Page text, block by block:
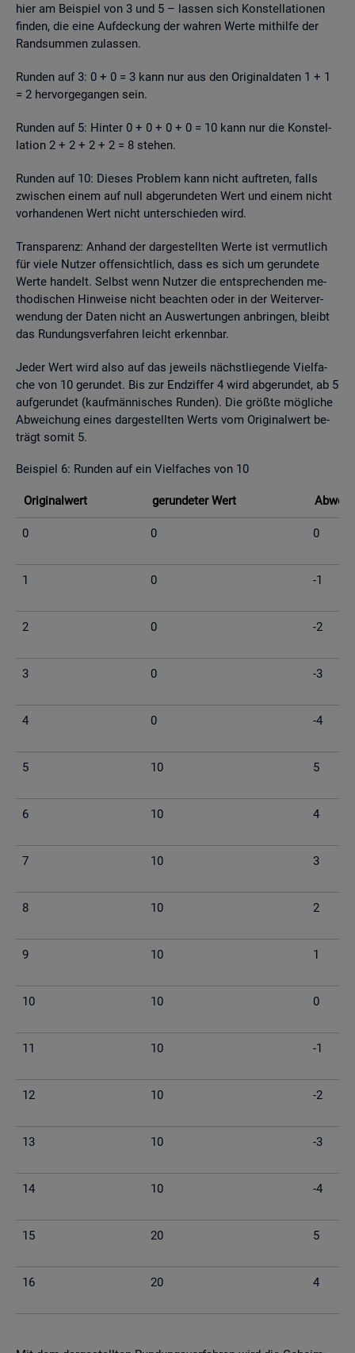
hier am Bei­spiel von 3 und 5 – las­sen sich Kon­stel­la­tio­nen
fin­den, die eine Auf­de­ckung der wah­ren Werte mit­hil­fe der
Rand­sum­men zu­las­sen.
Run­den auf 3: 0 + 0 = 3 kann nur aus den Ori­gi­nal­da­ten 1 + 1
= 2 her­vor­ge­gan­gen sein.
Run­den auf 5: Hin­ter 0 + 0 + 0 + 0 = 10 kann nur die Kon­stel­
la­ti­on 2 + 2 + 2 + 2 = 8 ste­hen.
Run­den auf 10: Die­ses Pro­blem kann nicht auf­tre­ten, falls
zwi­schen einem auf null ab­ge­run­de­ten Wert und einem nicht
vor­han­de­nen Wert nicht un­ter­schie­den wird.
Trans­pa­renz: An­hand der dar­ge­stell­ten Werte ist ver­mut­lich
für viele Nut­zer of­fen­sicht­lich, dass es sich um ge­run­de­te
Werte han­delt. Selbst wenn Nut­zer die ent­spre­chen­den me­
tho­di­schen Hin­wei­se nicht be­ach­ten oder in der Wei­ter­ver­
wen­dung der Daten nicht an Aus­wer­tun­gen an­brin­gen, bleibt
das Run­dungs­ver­fah­ren leicht er­kenn­bar.
Jeder Wert wird also auf das je­weils nächst­lie­gen­de Viel­fa­
che von 10 ge­run­det. Bis zur End­zif­fer 4 wird ab­ge­run­det, ab 5
auf­ge­run­det (kauf­män­ni­sches Run­den). Die grö­ß­te mög­li­che
Ab­wei­chung eines dar­ge­stell­ten Werts vom Ori­gi­nal­wert be­
trägt somit 5.
Bei­spiel 6: Run­den auf ein Viel­fa­ches von 10
Ori­gi­nal­wert ge­run­de­ter Wert
0 0 0
1 0 -1
2 0 -2
3 0 -3
4 0 -4
5 10 5
6 10 4
7 10 3
8 10 2
9 10 1
10 10 0
11 10 -1
12 10 -2
13 10 -3
14 10 -4
15 20 5
16 20 4